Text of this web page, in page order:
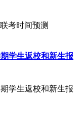
考时间预测
学生返校和新生报
学生返校和新生报